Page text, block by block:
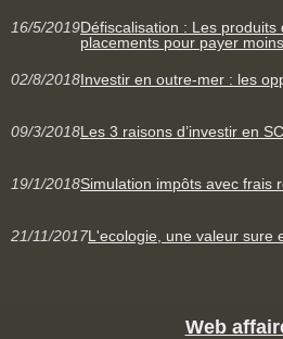
16/5/2019Défiscalisation : Les produits
placements pour payer
02/8/2018Investir en outre-mer : les
09/3/2018Les 3 raisons d’investir en
19/1/2018Simulation impôts avec frais
21/11/2017L'ecologie, une valeur sure
Web